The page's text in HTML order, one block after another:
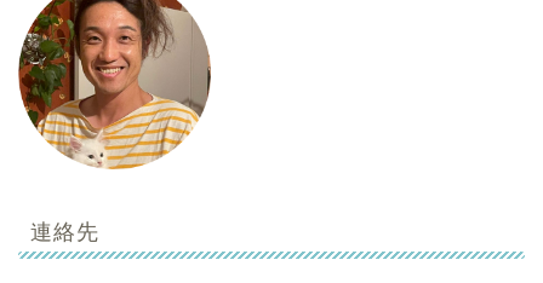
連絡先